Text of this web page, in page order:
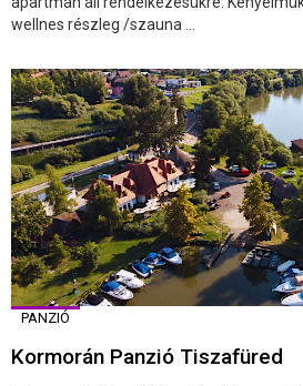
wellnes részleg /szauna ...
PANZIÓ
Kormorán Panzió Tiszafüred